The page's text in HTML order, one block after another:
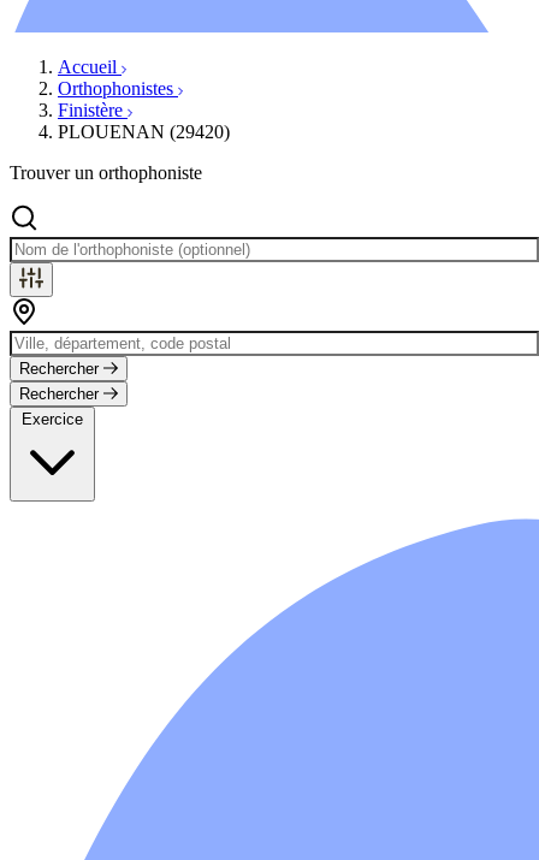
Accueil
Orthophonistes
Finistère
PLOUENAN (29420)
Trouver un orthophoniste
Rechercher
Rechercher
Exercice